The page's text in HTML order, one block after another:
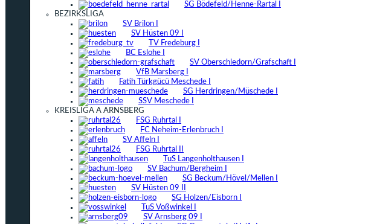
SG Bödefeld/Henne-Rartal I
BEZIRKSLIGA
SV Brilon I
SV Hüsten 09 I
TV Fredeburg I
BC Eslohe I
SV Oberschledorn/Grafschaft I
VfB Marsberg I
Fatih Türkgücü Meschede I
SG Herdringen/Müschede I
SSV Meschede I
KREISLIGA A ARNSBERG
FSG Ruhrtal I
FC Neheim-Erlenbruch I
SV Affeln I
FSG Ruhrtal II
TuS Langenholthausen I
SV Bachum/Bergheim I
SG Beckum/Hövel/Mellen I
SV Hüsten 09 II
SG Holzen/Eisborn I
TuS Voßwinkel I
SV Arnsberg 09 I